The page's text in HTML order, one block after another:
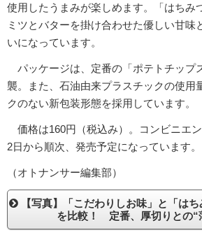
使用したうまみが楽しめます。「はちみ
ミツとバターを掛け合わせた優しい甘味
いになっています。
パッケージは、定番の「ポテトチップ
襲。また、石油由来プラスチックの使用
クのない新包装形態を採用しています。
価格は160円（税込み）。コンビニエ
2日から順次、発売予定になっています。
（オトナンサー編集部）
【写真】「こだわりしお味」と「は
を比較！ 定番、厚切りとの“